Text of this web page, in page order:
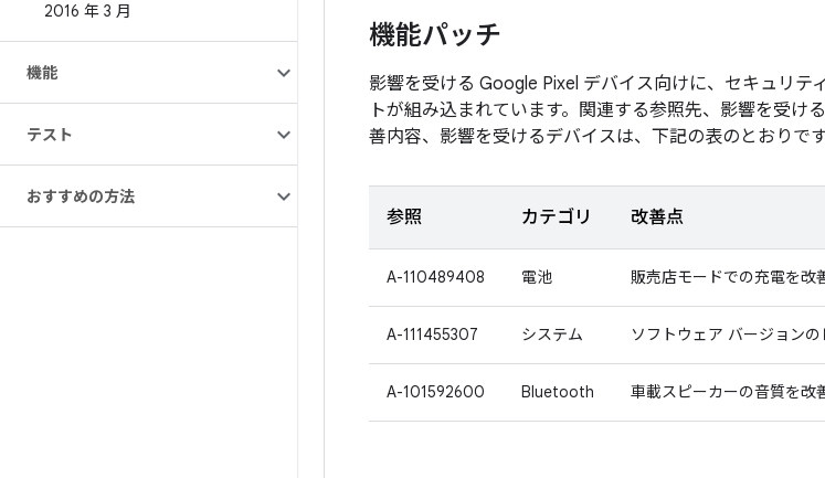
2016 年 3 月
機能
テスト
おすすめの方法
機能パッチ
影響を受ける Google Pixel デバイス向けに、セキュリ
トが組み込まれています。関連する参照先、影響を受
善内容、影響を受けるデバイスは、下記の表のとおりです
参照 カテゴリ 改善点
A-110489408 電池 販売店モードでの充電を改
A-111455307 システム ソフトウェア バージョン
A-101592600 Bluetooth 車載スピーカーの音質を改